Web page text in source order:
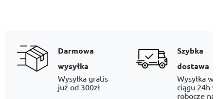
Darmowa
wysyłka
Wysyłka gratis
już od 300zł
Szybka
dostawa
Wysyłka w
ciągu 24h
robocze na